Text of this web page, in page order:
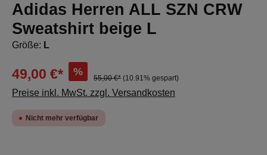
Adidas Herren ALL SZN CRW
Sweatshirt beige L
Größe: L
49,00 €* %
55,00 €* (10.91% gespart)
Preise inkl. MwSt. zzgl. Versandkosten
Nicht mehr verfügbar